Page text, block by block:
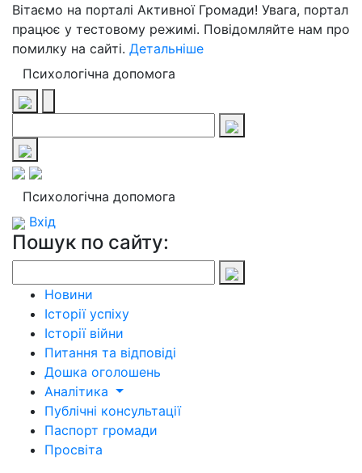
Вітаємо на порталі Активної Громади! Увага, портал
працює у тестовому режимі. Повідомляйте нам про
помилку на сайті. Детальніше
Психологічна допомога
Психологічна допомога
Вхід
Пошук по сайту:
Новини
Історії успіху
Історії війни
Питання та відповіді
Дошка оголошень
Аналітика
Публічні консультації
Паспорт громади
Просвіта